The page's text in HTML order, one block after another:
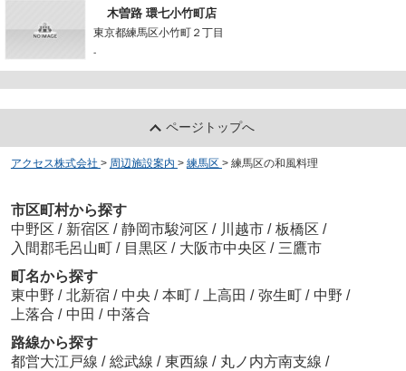
木曽路 環七小竹町店
東京都練馬区小竹町２丁目
-
ページトップへ
アクセス株式会社 > 周辺施設案内 > 練馬区 > 練馬区の和風料理
市区町村から探す
中野区 / 新宿区 / 静岡市駿河区 / 川越市 / 板橋区 /
入間郡毛呂山町 / 目黒区 / 大阪市中央区 / 三鷹市
町名から探す
東中野 / 北新宿 / 中央 / 本町 / 上高田 / 弥生町 / 中野 /
上落合 / 中田 / 中落合
路線から探す
都営大江戸線 / 総武線 / 東西線 / 丸ノ内方南支線 /